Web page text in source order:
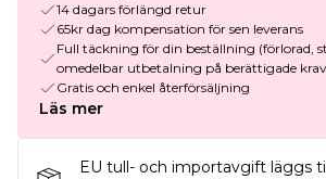
14 dagars förlängd retur
65kr dag kompensation för sen leverans
Full täckning för din beställning (förlorad,
omedelbar utbetalning på berättigade krav
Gratis och enkel återförsäljning
Läs mer
EU tull- och importavgift läggs